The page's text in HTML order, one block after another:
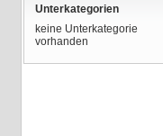
Unterkategorien
keine Unterkategorie
vorhanden